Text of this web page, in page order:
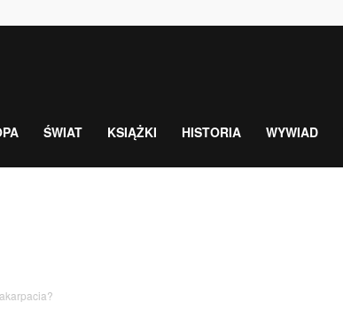
ŚWIAT KSIĄŻKI HISTORIA WYWIAD